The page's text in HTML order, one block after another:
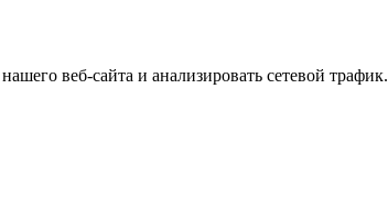
веб-сайта и анализировать сетевой трафик.